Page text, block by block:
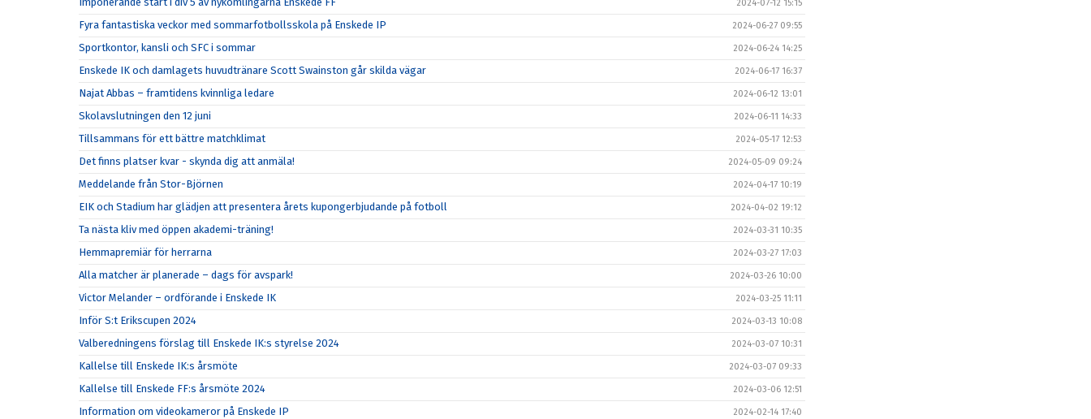
2024-07-12 15:15
Fyra fantastiska veckor med sommarfotbollsskola på Enskede IP 2024-06-27 09:55
Sportkontor, kansli och SFC i sommar 2024-06-24 14:25
Enskede IK och damlagets huvudtränare Scott Swainston går skilda vägar 2024-06-17 16:37
Najat Abbas – framtidens kvinnliga ledare 2024-06-12 13:01
Skolavslutningen den 12 juni 2024-06-11 14:33
Tillsammans för ett bättre matchklimat 2024-05-17 12:53
Det finns platser kvar - skynda dig att anmäla! 2024-05-09 09:24
Meddelande från Stor-Björnen 2024-04-17 10:19
EIK och Stadium har glädjen att presentera årets kupongerbjudande på fotboll 2024-04-02 19:12
Ta nästa kliv med öppen akademi-träning! 2024-03-31 10:35
Hemmapremiär för herrarna 2024-03-27 17:03
Alla matcher är planerade – dags för avspark! 2024-03-26 10:00
Victor Melander – ordförande i Enskede IK 2024-03-25 11:11
Inför S:t Erikscupen 2024 2024-03-13 10:08
Valberedningens förslag till Enskede IK:s styrelse 2024 2024-03-07 10:31
Kallelse till Enskede IK:s årsmöte 2024-03-07 09:33
Kallelse till Enskede FF:s årsmöte 2024 2024-03-06 12:51
Information om videokameror på Enskede IP 2024-02-14 17:40